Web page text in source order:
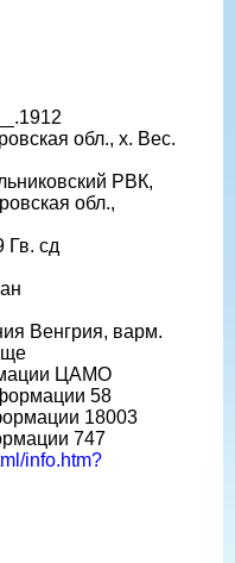
обл., х. Вес.
РВК,
обл.,
Гв. сд
Венгрия, варм.
ЦАМО
58
18003
747
info.htm?